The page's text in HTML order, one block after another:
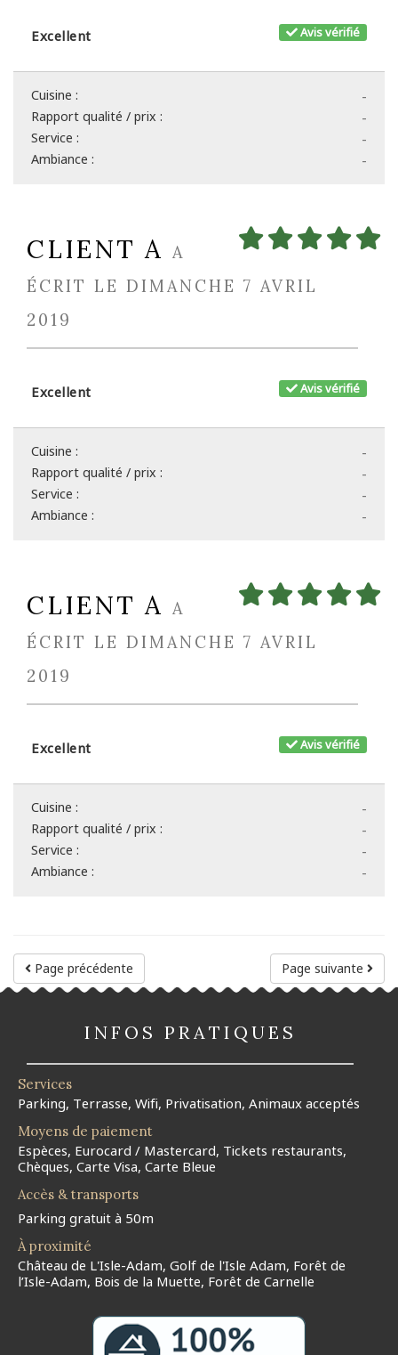
Avis vérifié
Excellent
-
Cuisine :
-
Rapport qualité / prix :
-
Service :
-
Ambiance :
CLIENT A A
ÉCRIT LE DIMANCHE 7 AVRIL
2019
Avis vérifié
Excellent
-
Cuisine :
-
Rapport qualité / prix :
-
Service :
-
Ambiance :
CLIENT A A
ÉCRIT LE DIMANCHE 7 AVRIL
2019
Avis vérifié
Excellent
-
Cuisine :
-
Rapport qualité / prix :
-
Service :
-
Ambiance :
Page suivante
Page précédente
INFOS PRATIQUES
Services
Parking, Terrasse, Wifi, Privatisation, Animaux acceptés
Moyens de paiement
Espèces, Eurocard / Mastercard, Tickets restaurants,
Chèques, Carte Visa, Carte Bleue
Accès & transports
Parking gratuit à 50m
À proximité
Château de L'Isle-Adam, Golf de l'Isle Adam, Forêt de
l’Isle-Adam, Bois de la Muette, Forêt de Carnelle